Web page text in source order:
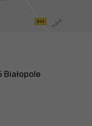
Białopole